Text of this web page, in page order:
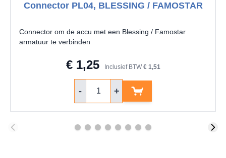
Connector PL04, BLESSING / FAMOSTAR
Connector om de accu met een Blessing / Famostar
armatuur te verbinden
€ 1,25 Inclusief BTW € 1,51
- +